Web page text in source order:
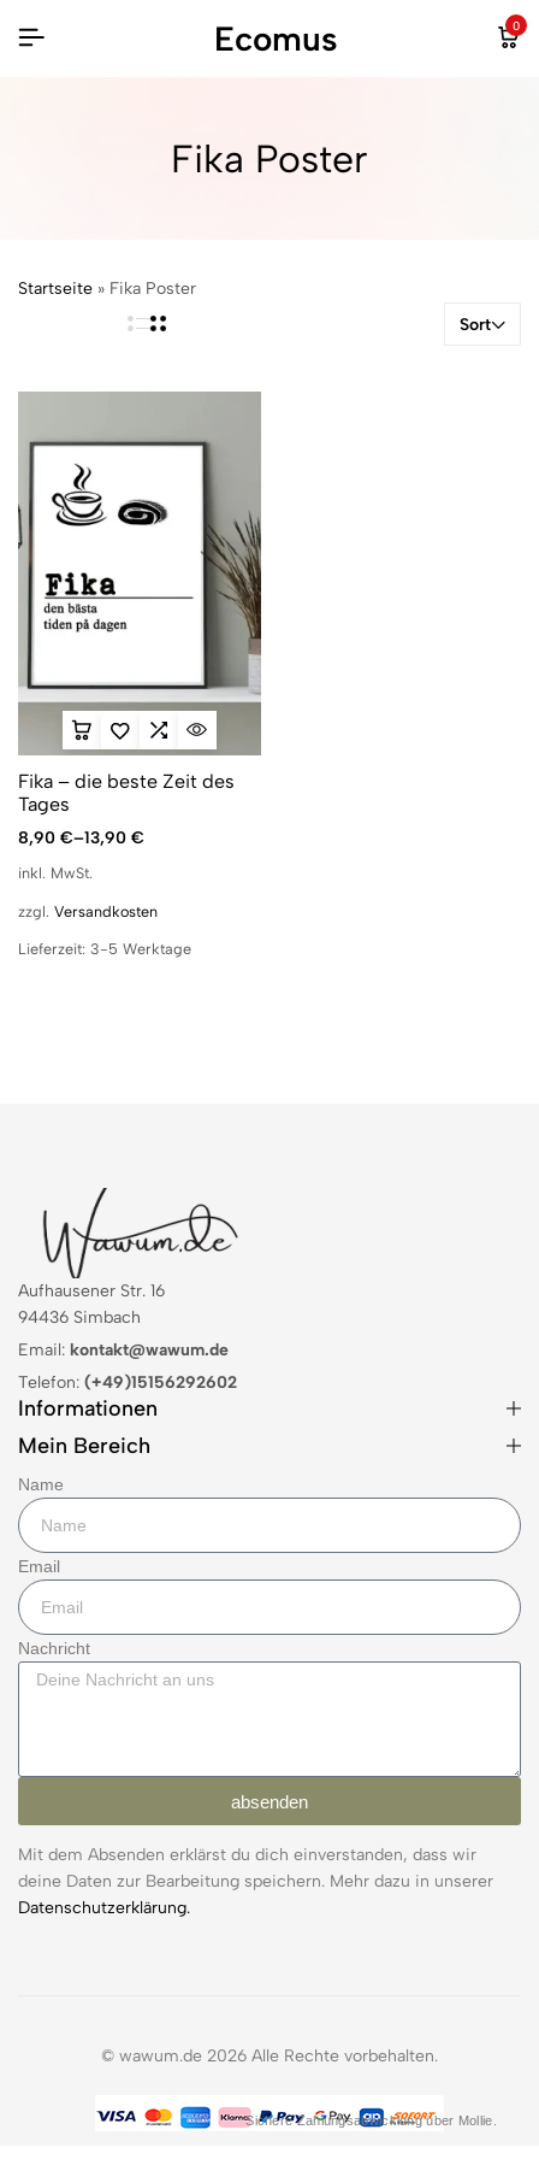
Ecomus 0
Fika Poster
Startseite » Fika Poster
Sort
Fika – die beste Zeit des
Tages
8,90 €–13,90 €
inkl. MwSt.
zzgl. Versandkosten
Lieferzeit: 3-5 Werktage
Aufhausener Str. 16
94436 Simbach
Email: kontakt@wawum.de
Telefon: (+49)15156292602
Informationen
Mein Bereich
Name
Email
Nachricht
absenden
Mit dem Absenden erklärst du dich einverstanden, dass wir
deine Daten zur Bearbeitung speichern. Mehr dazu in unserer
Datenschutzerklärung.
© wawum.de 2026 Alle Rechte vorbehalten.
Sichere Zahlungsabwicklung über Mollie.